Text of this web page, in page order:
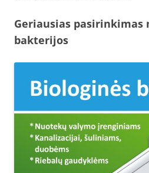
Geriausias pasirinkimas
bakterijos